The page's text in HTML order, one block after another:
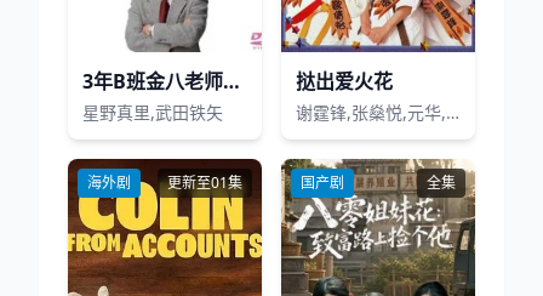
3年B班金八老师第8季
星野真里,武田铁矢
挞出爱火花
谢霆锋,张燊悦,元华,梁艺龄,刘恺威,韦家雄,李珊珊,欧倩怡,洪天明
海外剧 更新至01集 国产剧 全集